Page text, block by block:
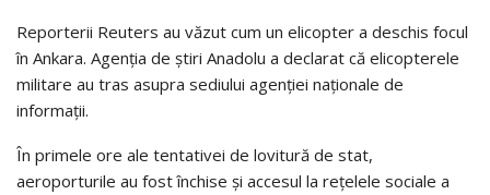
Reporterii Reuters au văzut cum un elicopter a deschis focul
în Ankara. Agenţia de ştiri Anadolu a declarat că elicopterele
militare au tras asupra sediului agenţiei naţionale de
informaţii.
În primele ore ale tentativei de lovitură de stat,
aeroporturile au fost închise şi accesul la reţelele sociale a